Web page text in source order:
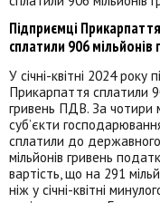
Підприємці Прикарпаття
сплатили 906
У січні-квітні 2024 року
Прикарпаття сплатили
гривень ПДВ. За чотири
суб’єкти
сплатили до
мільйонів гривень
вартість, що на 291
ніж у січні-квітні